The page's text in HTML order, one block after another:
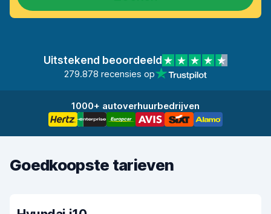
Uitstekend beoordeeld
279.878 recensies op
1000+ autoverhuurbedrijven
Goedkoopste tarieven